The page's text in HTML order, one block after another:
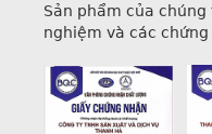
Sản phẩm của
nghiệm và các chứng